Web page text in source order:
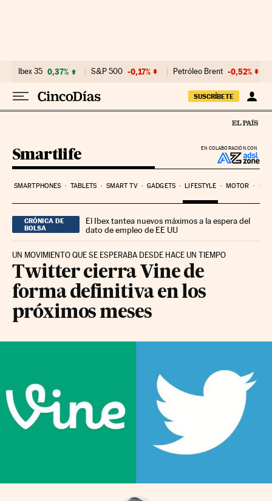
Ibex 35 0,37% S&P 500 -0,17% Petróleo Brent -0,52%
SUSCRÍBETE
EN COLABORACIÓN CON
Smartlife
SMARTPHONES TABLETS SMART TV GADGETS LIFESTYLE MOTOR
CRÓNICA DE
BOLSA
El Ibex tantea nuevos máximos a la espera del
dato de empleo de EE UU
UN MOVIMIENTO QUE SE ESPERABA DESDE HACE UN TIEMPO
Twitter cierra Vine de
forma definitiva en los
próximos meses